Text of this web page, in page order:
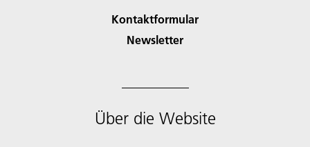
Kontaktformular
Newsletter
Über die Website